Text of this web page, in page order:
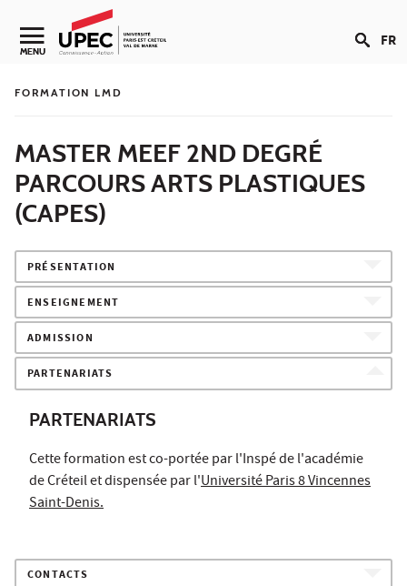
Aller au contenu
Navigation secondaire
MENU FR
FORMATION LMD
MASTER MEEF 2ND DEGRÉ
PARCOURS ARTS PLASTIQUES
(CAPES)
PRÉSENTATION
ENSEIGNEMENT
ADMISSION
PARTENARIATS
PARTENARIATS
Cette formation est co-portée par l'Inspé de l'académie
de Créteil et dispensée par l'Université Paris 8 Vincennes
Saint-Denis.
CONTACTS